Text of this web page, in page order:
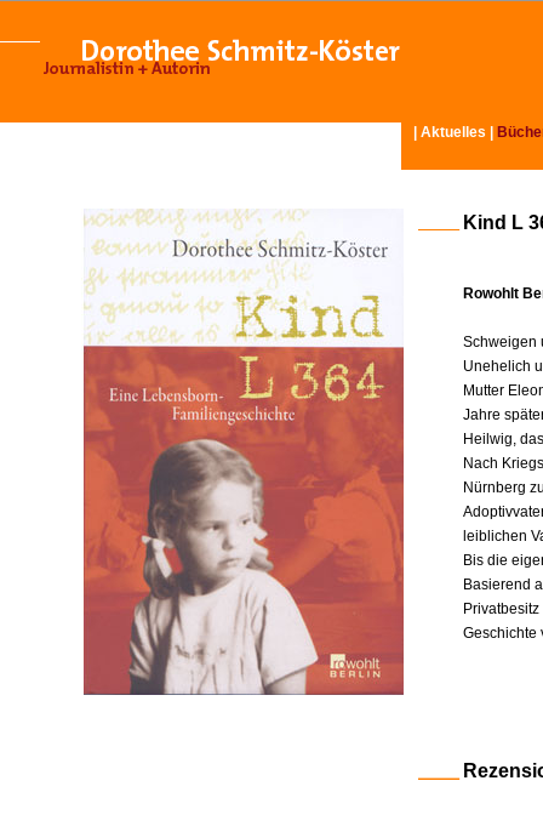
Aktuelles
Kind L
Rowohlt
Schweigen
Unehelich
Mutter
Jahre
Heilwig,
Nach
Nürnberg
leiblichen
Bis die
Basierend
Geschichte